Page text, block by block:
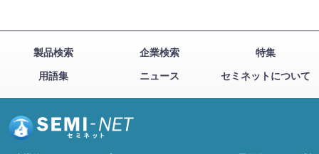
製品検索 企業検索
特集
用語集
ニュース セミネットについて